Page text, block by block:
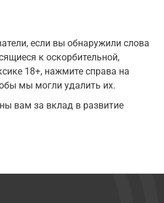
если вы обнаружили слова
к оскорбительной,
18+, нажмите справа на
мы могли удалить их.
вам за вклад в развитие